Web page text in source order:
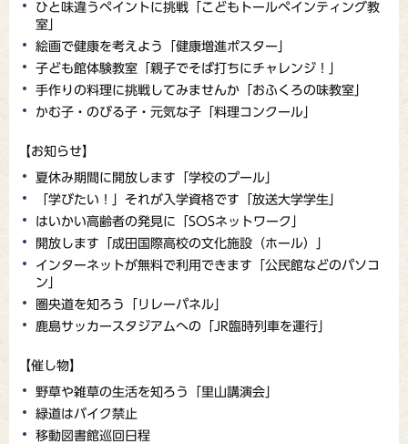
ひと味違うペイントに挑戦「こどもトールペインティング教
室」
絵画で健康を考えよう「健康増進ポスター」
子ども館体験教室「親子でそば打ちにチャレンジ！」
手作りの料理に挑戦してみませんか「おふくろの味教室」
かむ子・のびる子・元気な子「料理コンクール」
【お知らせ】
夏休み期間に開放します「学校のプール」
「学びたい！」それが入学資格です「放送大学学生」
はいかい高齢者の発見に「SOSネットワーク」
開放します「成田国際高校の文化施設（ホール）」
インターネットが無料で利用できます「公民館などのパソコ
ン」
圏央道を知ろう「リレーパネル」
鹿島サッカースタジアムへの「JR臨時列車を運行」
【催し物】
野草や雑草の生活を知ろう「里山講演会」
緑道はバイク禁止
移動図書館巡回日程